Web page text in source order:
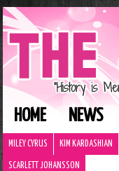
HOME NEWS
MILEY CYRUS KIM KARDASHIAN
SCARLETT JOHANSSON